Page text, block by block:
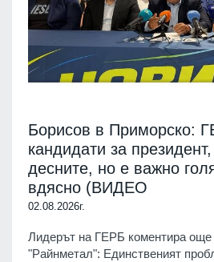
Борисов в Приморско:
кандидати за
десните, но е важно
вдясно (ВИДЕО
02.08.2026г.
Лидерът на ГЕРБ коментира още
"Райнметал": Единственият